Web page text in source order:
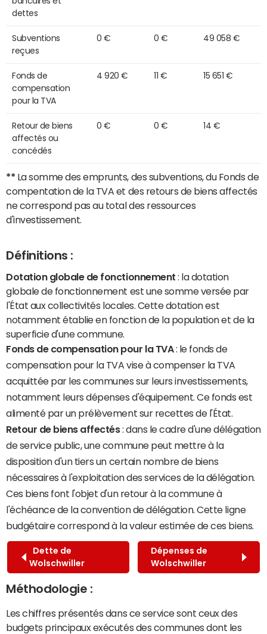
dettes
Subventions
reçues
0 € 0 € 49 058 €
Fonds de
compensation
pour la TVA
4 920 € 11 € 15 651 €
Retour de biens
affectés ou
concédés
0 € 0 € 14 €
** La somme des emprunts, des subventions, du Fonds de
compentation de la TVA et des retours de biens affectés
ne correspond pas au total des ressources
d'investissement.
Définitions :
Dotation globale de fonctionnement : la dotation
globale de fonctionnement est une somme versée par
l'État aux collectivités locales. Cette dotation est
notamment établie en fonction de la population et de la
superficie d'une commune.
Fonds de compensation pour la TVA: le fonds de
compensation pour la TVA vise à compenser la TVA
acquittée par les communes sur leurs investissements,
notamment leurs dépenses d'équipement. Ce fonds est
alimenté par un prélèvement sur recettes de l'État.
Retour de biens affectés: dans le cadre d'une délégation
de service public, une commune peut mettre à la
disposition d'un tiers un certain nombre de biens
nécessaires à l'exploitation des services de la délégation.
Ces biens font l'objet d'un retour à la commune à
l'échéance de la convention de délégation. Cette ligne
budgétaire correspond à la valeur estimée de ces biens.
Dette de
Wolschwiller
Dépenses de
Wolschwiller
Méthodologie :
Les chiffres présentés dans ce service sont ceux des
budgets principaux exécutés des communes dont les